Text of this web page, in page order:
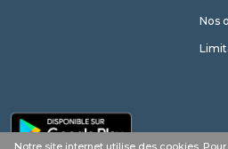
Notre site internet utilise des cookies.
Nos